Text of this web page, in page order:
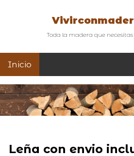
Toda la madera que
Inicio
Leña con envio